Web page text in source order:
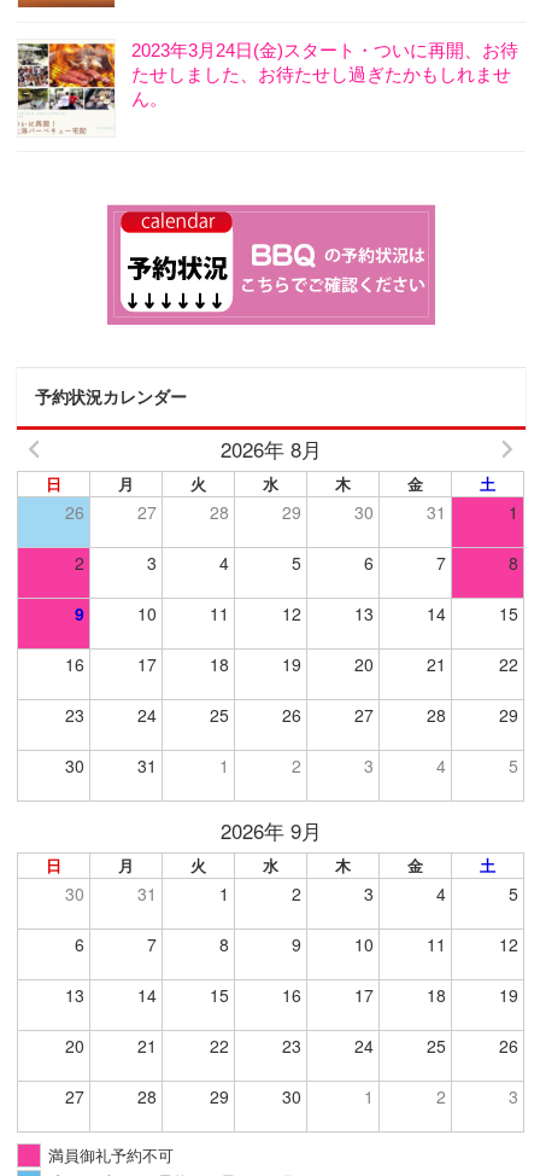
2023年3月24日(金)スタート・ついに再開、お待
たせしました、お待たせし過ぎたかもしれませ
ん。
予約状況カレンダー
2026年 8月
日 月 火 水 木 金 土
26 27 28 29 30 31 1
2 3 4 5 6 7 8
9 10 11 12 13 14 15
16 17 18 19 20 21 22
23 24 25 26 27 28 29
30 31 1 2 3 4 5
2026年 9月
日 月 火 水 木 金 土
30 31 1 2 3 4 5
6 7 8 9 10 11 12
13 14 15 16 17 18 19
20 21 22 23 24 25 26
27 28 29 30 1 2 3
満員御礼予約不可